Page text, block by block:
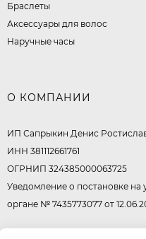
Браслеты
Аксессуары для волос
Наручные часы
О КОМПАНИИ
ИП Сапрыкин Денис
ИНН 381112661761
ОГРНИП 324385000063725
Уведомление о постановке на
органе № 7435773077 от